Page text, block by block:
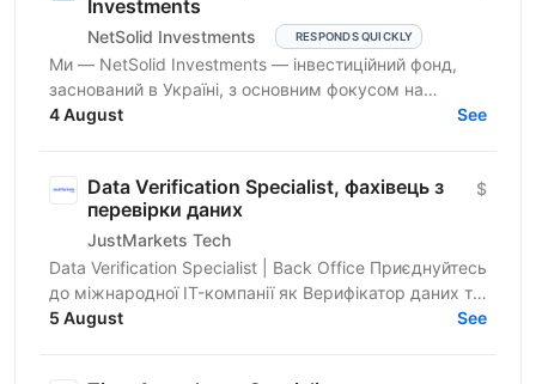
Investments
NetSolid Investments RESPONDS QUICKLY
Ми — NetSolid Investments — інвестиційний фонд,
заснований в Україні, з основним фокусом на
SMART-інвестиції. Наша екосистема — це простір,
4 August See
Data Verification Specialist, фахівець з
перевірки даних
JustMarkets Tech
$
Data Verification Specialist | Back Office Приєднуйтесь
до міжнародної IT-компанії як Верифікатор даних та
працюйте з документами у стабільній,...
5 August See